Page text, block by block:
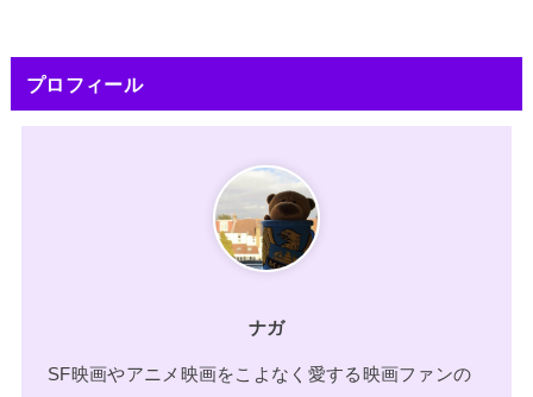
プロフィール
ナガ
SF映画やアニメ映画をこよなく愛する映画ファンの